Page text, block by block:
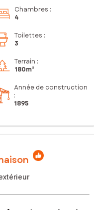
Chambres :
4
Toilettes :
3
Terrain :
180m²
Année de construction
:
1895